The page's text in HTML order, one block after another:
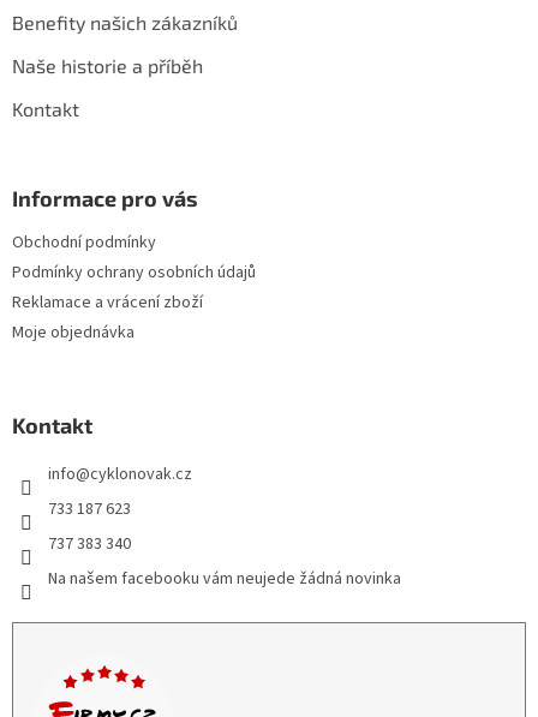
Benefity našich zákazníků
Naše historie a příběh
Kontakt
Informace pro vás
Obchodní podmínky
Podmínky ochrany osobních údajů
Reklamace a vrácení zboží
Moje objednávka
Kontakt
info@cyklonovak.cz
733 187 623
737 383 340
Na našem facebooku vám neujede žádná novinka